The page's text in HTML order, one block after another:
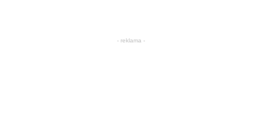
- reklama -